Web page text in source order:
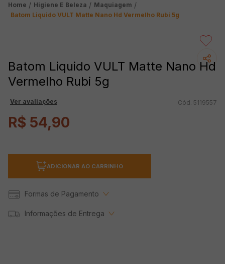
Higiene E Beleza
Maquiagem
Batom Liquido VULT Matte Nano Hd Vermelho Rubi 5g
Batom Liquido VULT Matte Nano Hd
Vermelho Rubi 5g
Ver avaliações 5119557
R$ 54,90
ADICIONAR AO CARRINHO
Formas de Pagamento
Informações de Entrega